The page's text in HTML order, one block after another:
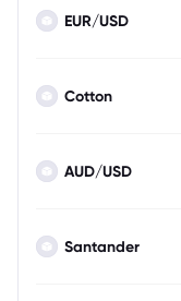
EUR/USD
Cotton
AUD/USD
Santander